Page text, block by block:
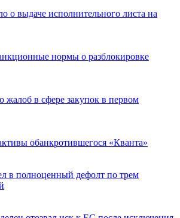
о выдаче исполнительного листа на
нормы о разблокировке
в сфере закупок в первом
обанкротившегося «Кванта»
в полноценный дефолт по трем